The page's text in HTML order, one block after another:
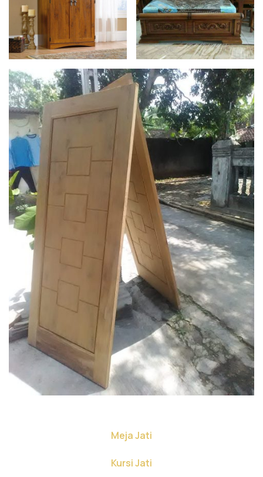
Meja Jati
Kursi Jati